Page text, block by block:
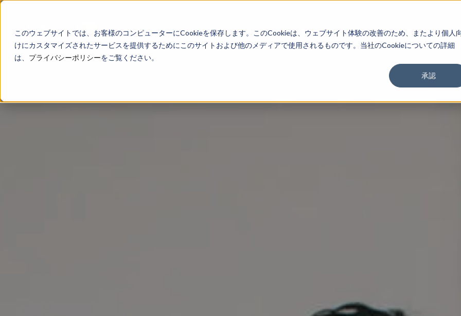
このウェブサイトでは、お客様のコンピューターにCookieを保存します。このCookieは、ウェブサイト体験の改善のため、またより個人
けにカスタマイズされたサービスを提供するためにこのサイトおよび他のメディアで使用されるものです。当社のCookieについての詳細
は、 プライバシーポリシーをご覧ください。
承認
About Service Work Findings